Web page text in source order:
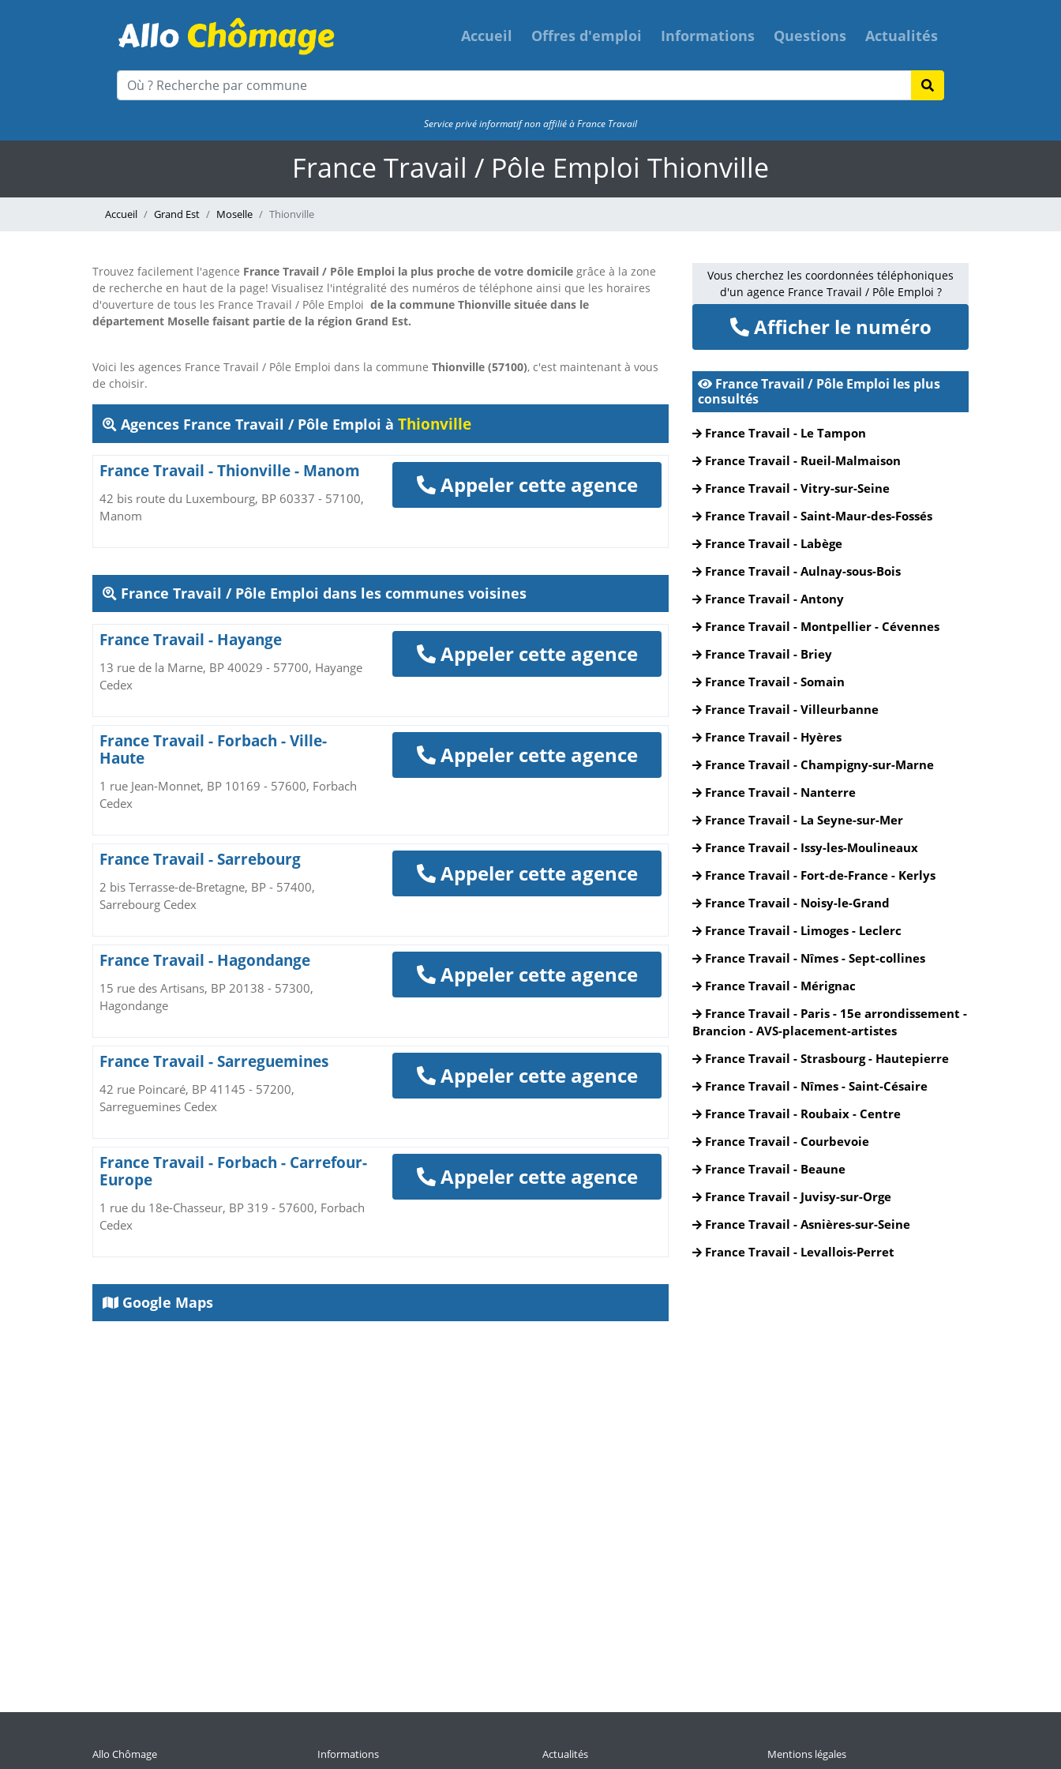
Accueil Offres d'emploi Informations Questions Actualités
Service privé informatif non affilié à France Travail
France Travail / Pôle Emploi Thionville
Accueil Grand Est Moselle Thionville
Trouvez facilement l'agence France Travail / Pôle Emploi la plus proche de votre domicile grâce à la zone
de recherche en haut de la page! Visualisez l'intégralité des numéros de téléphone ainsi que les horaires
d'ouverture de tous les France Travail / Pôle Emploi de la commune Thionville située dans le
département Moselle faisant partie de la région Grand Est.
Voici les agences France Travail / Pôle Emploi dans la commune Thionville (57100), c'est maintenant à vous
de choisir.
Agences France Travail / Pôle Emploi à Thionville
France Travail - Thionville - Manom
42 bis route du Luxembourg, BP 60337 - 57100,
Manom
Appeler cette agence
France Travail / Pôle Emploi dans les communes voisines
France Travail - Hayange
13 rue de la Marne, BP 40029 - 57700, Hayange
Cedex
Appeler cette agence
France Travail - Forbach - Ville-
Haute
1 rue Jean-Monnet, BP 10169 - 57600, Forbach
Cedex
Appeler cette agence
France Travail - Sarrebourg
2 bis Terrasse-de-Bretagne, BP - 57400,
Sarrebourg Cedex
Appeler cette agence
France Travail - Hagondange
15 rue des Artisans, BP 20138 - 57300,
Hagondange
Appeler cette agence
France Travail - Sarreguemines
42 rue Poincaré, BP 41145 - 57200,
Sarreguemines Cedex
Appeler cette agence
France Travail - Forbach - Carrefour-
Europe
1 rue du 18e-Chasseur, BP 319 - 57600, Forbach
Cedex
Appeler cette agence
Google Maps
Vous cherchez les coordonnées téléphoniques
d'un agence France Travail / Pôle Emploi ?
Afficher le numéro
France Travail / Pôle Emploi les plus
consultés
France Travail - Le Tampon
France Travail - Rueil-Malmaison
France Travail - Vitry-sur-Seine
France Travail - Saint-Maur-des-Fossés
France Travail - Labège
France Travail - Aulnay-sous-Bois
France Travail - Antony
France Travail - Montpellier - Cévennes
France Travail - Briey
France Travail - Somain
France Travail - Villeurbanne
France Travail - Hyères
France Travail - Champigny-sur-Marne
France Travail - Nanterre
France Travail - La Seyne-sur-Mer
France Travail - Issy-les-Moulineaux
France Travail - Fort-de-France - Kerlys
France Travail - Noisy-le-Grand
France Travail - Limoges - Leclerc
France Travail - Nîmes - Sept-collines
France Travail - Mérignac
France Travail - Paris - 15e arrondissement -
Brancion - AVS-placement-artistes
France Travail - Strasbourg - Hautepierre
France Travail - Nîmes - Saint-Césaire
France Travail - Roubaix - Centre
France Travail - Courbevoie
France Travail - Beaune
France Travail - Juvisy-sur-Orge
France Travail - Asnières-sur-Seine
France Travail - Levallois-Perret
Allo Chômage Informations Actualités Mentions légales